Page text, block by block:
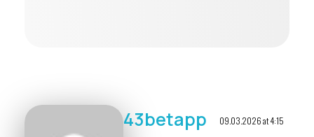
43betapp 09.03.2026 at 4:15